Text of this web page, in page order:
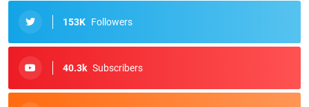
153K Followers
40.3k Subscribers